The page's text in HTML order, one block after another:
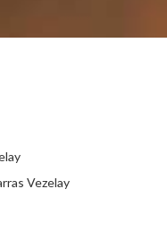
Vezelay